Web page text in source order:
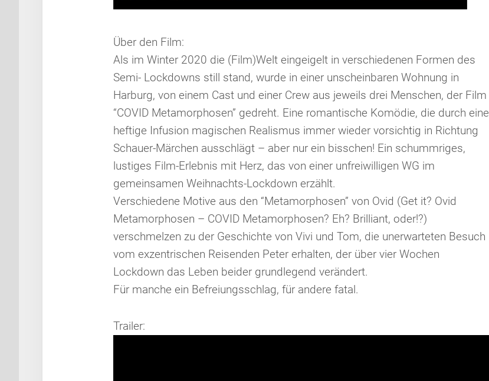
Über den Film:
Als im Winter 2020 die (Film)Welt eingeigelt in verschiedenen Formen des
Semi- Lockdowns still stand, wurde in einer unscheinbaren Wohnung in
Harburg, von einem Cast und einer Crew aus jeweils drei Menschen, der Film
“COVID Metamorphosen” gedreht. Eine romantische Komödie, die durch eine
heftige Infusion magischen Realismus immer wieder vorsichtig in Richtung
Schauer-Märchen ausschlägt – aber nur ein bisschen! Ein schummriges,
lustiges Film-Erlebnis mit Herz, das von einer unfreiwilligen WG im
gemeinsamen Weihnachts-Lockdown erzählt.
Verschiedene Motive aus den “Metamorphosen” von Ovid (Get it? Ovid
Metamorphosen – COVID Metamorphosen? Eh? Brilliant, oder!?)
verschmelzen zu der Geschichte von Vivi und Tom, die unerwarteten Besuch
vom exzentrischen Reisenden Peter erhalten, der über vier Wochen
Lockdown das Leben beider grundlegend verändert.
Für manche ein Befreiungsschlag, für andere fatal.
Trailer: